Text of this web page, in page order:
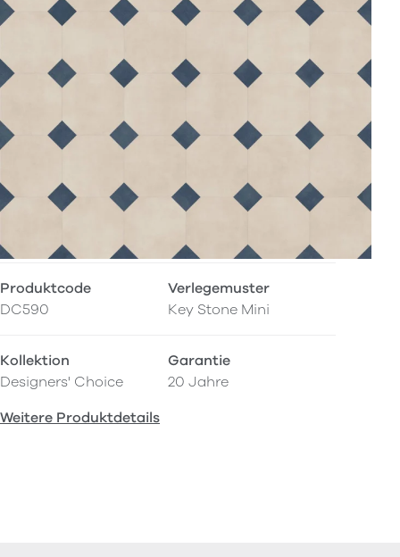
Produktcode
DC590
Verlegemuster
Key Stone Mini
Kollektion
Designers' Choice
Garantie
20 Jahre
Weitere Produktdetails